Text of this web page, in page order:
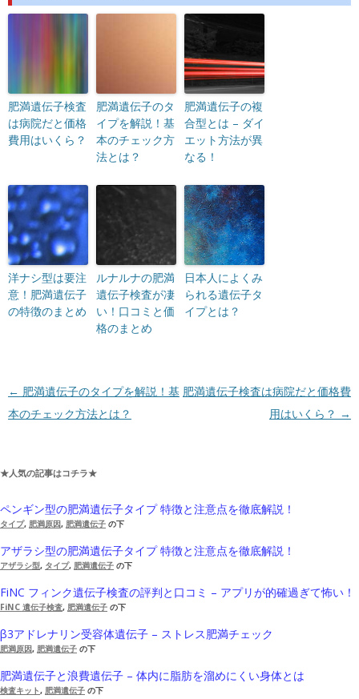
肥満遺伝子検査
は病院だと価格
費用はいくら？
肥満遺伝子のタ
イプを解説！基
本のチェック方
法とは？
肥満遺伝子の複
合型とは – ダイ
エット方法が異
なる！
洋ナシ型は要注
意！肥満遺伝子
の特徴のまとめ
ルナルナの肥満
遺伝子検査が凄
い！口コミと価
格のまとめ
日本人によくみ
られる遺伝子タ
イプとは？
投稿ナビゲーション
← 肥満遺伝子のタイプを解説！基
本のチェック方法とは？
肥満遺伝子検査は病院だと価格費
用はいくら？ →
★人気の記事はコチラ★
ペンギン型の肥満遺伝子タイプ 特徴と注意点を徹底解説！
タイプ, 肥満原因, 肥満遺伝子 の下
アザラシ型の肥満遺伝子タイプ 特徴と注意点を徹底解説！
アザラシ型, タイプ, 肥満遺伝子 の下
FiNC フィンク遺伝子検査の評判と口コミ – アプリが的確過ぎて怖い！
FiNC 遺伝子検査, 肥満遺伝子 の下
β3アドレナリン受容体遺伝子 – ストレス肥満チェック
肥満原因, 肥満遺伝子 の下
肥満遺伝子と浪費遺伝子 – 体内に脂肪を溜めにくい身体とは
検査キット, 肥満遺伝子 の下